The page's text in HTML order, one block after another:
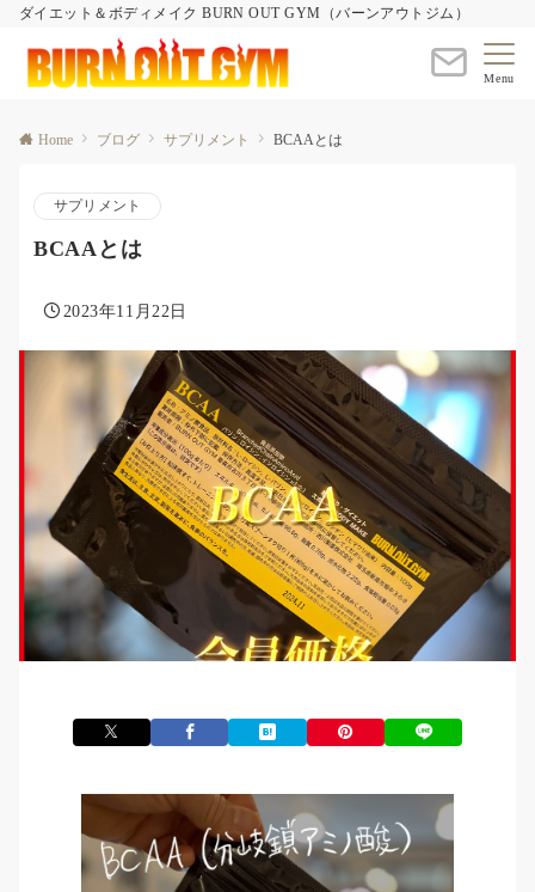
ダイエット＆ボディメイク BURN OUT GYM（バーンアウトジム）
Menu
Home ブログ サプリメント BCAAとは
サプリメント
BCAAとは
2023年11月22日